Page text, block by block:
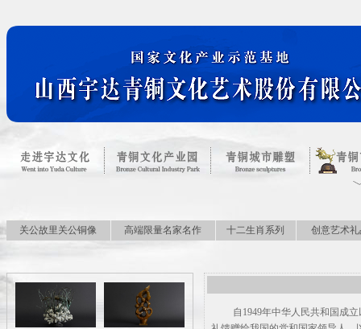
关公故里关公铜像 高端限量名家名作 十二生肖系列 创意艺术